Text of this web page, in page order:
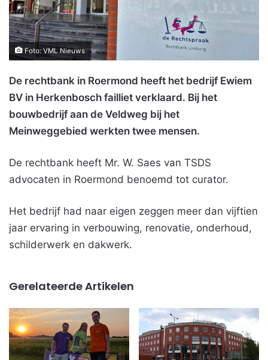
Foto: VML Nieuws
De rechtbank in Roermond heeft het bedrijf Ewiem
BV in Herkenbosch failliet verklaard. Bij het
bouwbedrijf aan de Veldweg bij het
Meinweggebied werkten twee mensen.
De rechtbank heeft Mr. W. Saes van TSDS
advocaten in Roermond benoemd tot curator.
Het bedrijf had naar eigen zeggen meer dan vijftien
jaar ervaring in verbouwing, renovatie, onderhoud,
schilderwerk en dakwerk.
Gerelateerde Artikelen